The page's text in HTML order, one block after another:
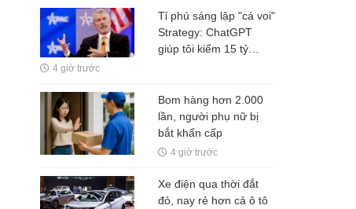
Tỉ phú sáng lập "cá voi"
Strategy: ChatGPT
giúp tôi kiếm 15 tỷ
4 giờ trước
Bom hàng hơn 2.000
lần, người phụ nữ bị
bắt khẩn cấp
4 giờ trước
Xe điện qua thời đắt
đỏ, nay rẻ hơn cả ô tô